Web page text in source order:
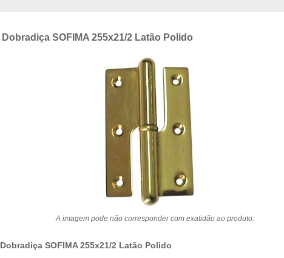
Dobradiça SOFIMA 255x21/2 Latão Polido
A imagem pode não corresponder com exatidão ao produto.
Dobradiça SOFIMA 255x21/2 Latão Polido